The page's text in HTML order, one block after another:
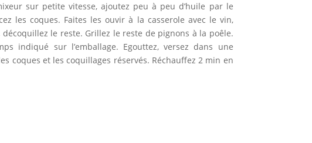
sur petite vitesse, ajoutez peu à peu d’huile par le
les coques. Faites les ouvir à la casserole avec le vin,
le reste. Grillez le reste de pignons à la poêle.
indiqué sur l’emballage. Egouttez, versez dans une
coques et les coquillages réservés. Réchauffez 2 min en